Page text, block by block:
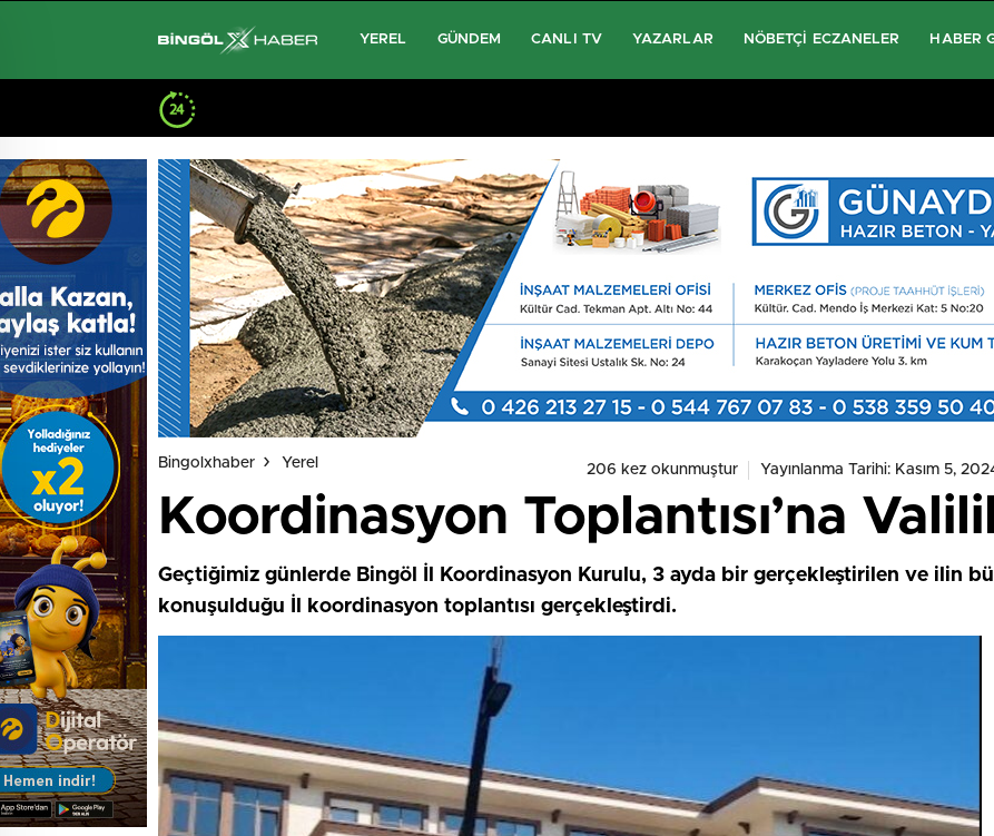
YEREL GÜNDEM CANLI TV YAZARLAR NÖBETÇI ECZANELER HABER
Bingolxhaber Yerel 206 kez okunmuştur Yayınlanma Tarihi: Kasım 5,
Koordinasyon Toplantısı’na
Geçtiğimiz günlerde Bingöl İl Koordinasyon Kurulu, 3 ayda bir gerçekleştirilen ve ilin
konuşulduğu İl koordinasyon toplantısı gerçekleştirdi.